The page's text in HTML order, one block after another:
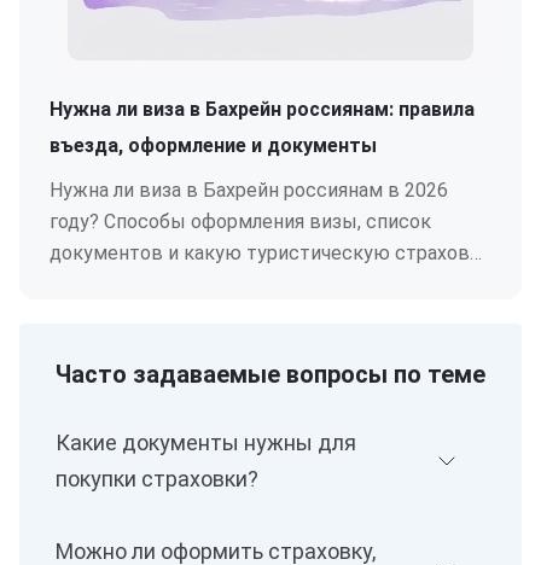
Нужна ли виза в Бахрейн россиянам: правила
въезда, оформление и документы
Нужна ли виза в Бахрейн россиянам в 2026
году? Способы оформления визы, список
документов и какую туристическую страховку
Часто задаваемые вопросы по теме
Какие документы нужны для
покупки страховки?
Можно ли оформить страховку,